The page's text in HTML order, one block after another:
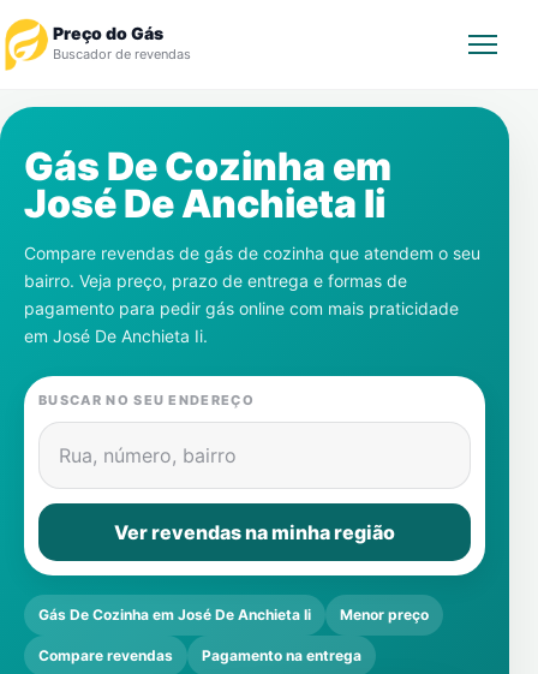
Preço do Gás
Buscador de revendas
Revendedor
Notícias
Cadastre-se
Gás
Contatos
Gás De Cozinha em
José De Anchieta Ii
Compare revendas de gás de cozinha que atendem o seu
bairro. Veja preço, prazo de entrega e formas de
pagamento para pedir gás online com mais praticidade
em José De Anchieta Ii.
BUSCAR NO SEU ENDEREÇO
Rua, número, bairro
Ver revendas na minha região
Gás De Cozinha em José De Anchieta Ii Menor preço
Compare revendas Pagamento na entrega